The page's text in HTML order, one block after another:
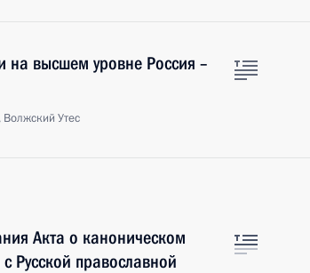
на высшем уровне Россия –
Утес
Акта о каноническом
Русской православной